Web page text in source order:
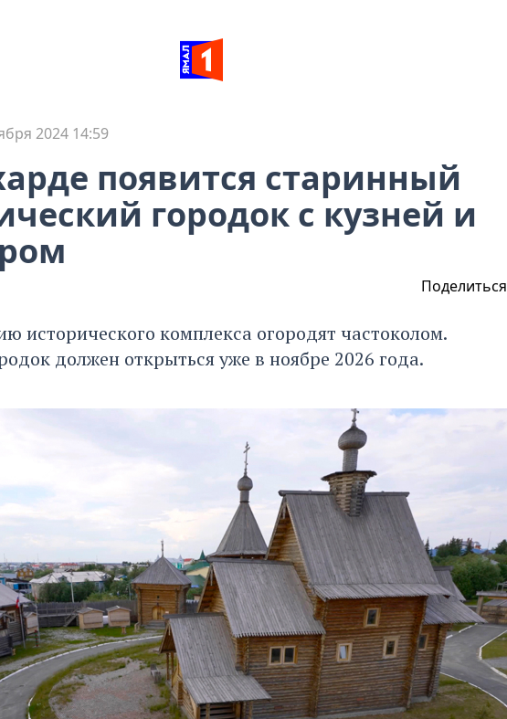
2024 14:59
появится старинный
городок с кузней и
Поделиться
исторического комплекса огородят частоколом.
должен открыться уже в ноябре 2026 года.